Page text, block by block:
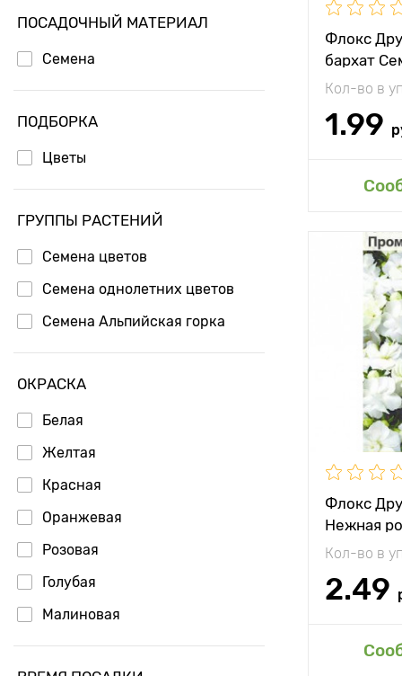
ПОСАДОЧНЫЙ МАТЕРИАЛ
Семена
ПОДБОРКА
Цветы
ГРУППЫ РАСТЕНИЙ
Семена цветов
Семена однолетних цветов
Семена Альпийская горка
ОКРАСКА
Белая
Желтая
Красная
Оранжевая
Розовая
Голубая
Малиновая
Флокс
бархат
Кол-во в
1.99
Флокс
Нежная
Кол-во в
2.49
Высота
Растояние
растениями